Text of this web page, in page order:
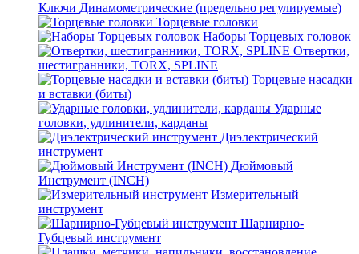
Ключи Динамометрические (предельно регулируемые)
Торцевые головки
Наборы Торцевых головок
Отвертки,
шестигранники, TORX, SPLINE
Торцевые насадки
и вставки (биты)
Ударные
головки, удлинители, карданы
Диэлектрический
инструмент
Дюймовый
Инструмент (INCH)
Измерительный
инструмент
Шарнирно-
Губцевый инструмент